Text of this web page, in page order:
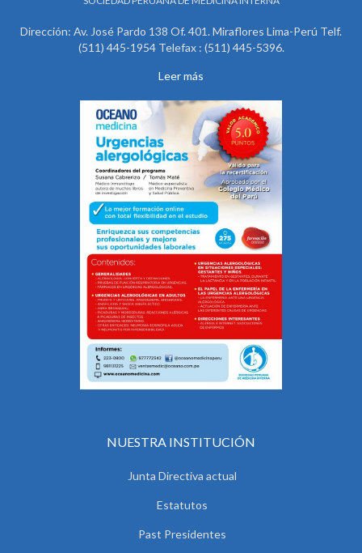
Dirección: Av. José Pardo 138 Of. 401. Miraflores Lima-Perú Telf.
(511) 445-1954 Telefax : (511) 445-5396.
Leer más
NUESTRA INSTITUCIÓN
Junta Directiva actual
Estatutos
Past Presidentes